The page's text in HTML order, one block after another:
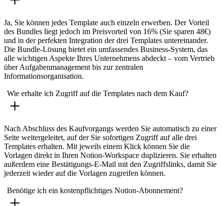
Ja, Sie können jedes Template auch einzeln erwerben. Der Vorteil
des Bundles liegt jedoch im Preisvorteil von 16% (Sie sparen 48€)
und in der perfekten Integration der drei Templates untereinander.
Die Bundle-Lösung bietet ein umfassendes Business-System, das
alle wichtigen Aspekte Ihres Unternehmens abdeckt – vom Vertrieb
über Aufgabenmanagement bis zur zentralen
Informationsorganisation.
Wie erhalte ich Zugriff auf die Templates nach dem Kauf?
Nach Abschluss des Kaufvorgangs werden Sie automatisch zu einer
Seite weitergeleitet, auf der Sie sofortigen Zugriff auf alle drei
Templates erhalten. Mit jeweils einem Klick können Sie die
Vorlagen direkt in Ihren Notion-Workspace duplizieren. Sie erhalten
außerdem eine Bestätigungs-E-Mail mit den Zugriffslinks, damit Sie
jederzeit wieder auf die Vorlagen zugreifen können.
Benötige ich ein kostenpflichtiges Notion-Abonnement?